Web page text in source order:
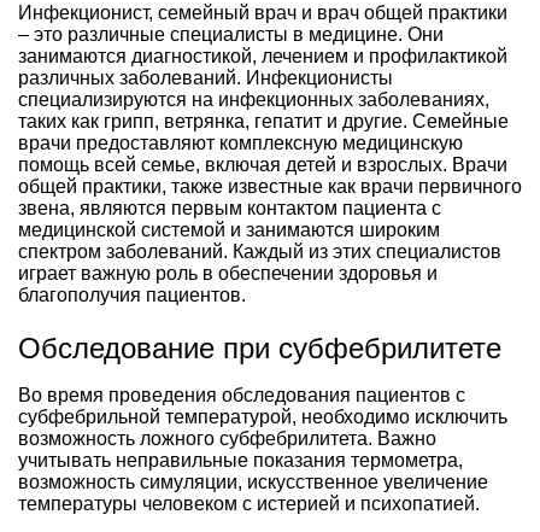
Инфекционист, семейный врач и врач общей практики
– это различные специалисты в медицине. Они
занимаются диагностикой, лечением и профилактикой
различных заболеваний. Инфекционисты
специализируются на инфекционных заболеваниях,
таких как грипп, ветрянка, гепатит и другие. Семейные
врачи предоставляют комплексную медицинскую
помощь всей семье, включая детей и взрослых. Врачи
общей практики, также известные как врачи первичного
звена, являются первым контактом пациента с
медицинской системой и занимаются широким
спектром заболеваний. Каждый из этих специалистов
играет важную роль в обеспечении здоровья и
благополучия пациентов.
Обследование при субфебрилитете
Во время проведения обследования пациентов с
субфебрильной температурой, необходимо исключить
возможность ложного субфебрилитета. Важно
учитывать неправильные показания термометра,
возможность симуляции, искусственное увеличение
температуры человеком с истерией и психопатией.